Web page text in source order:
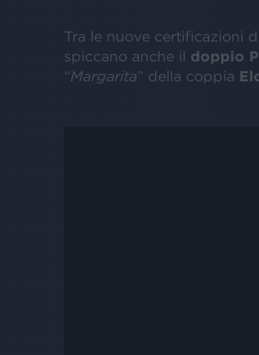
Tra le nuove certificazioni
spiccano anche il doppio
“Margarita” della coppia